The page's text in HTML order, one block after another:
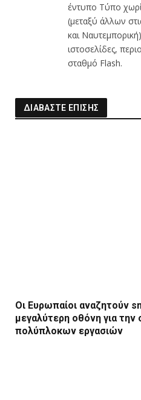
έντυπο Τύπο
(μεταξύ άλλων
και
ιστοσελίδες,
σταθμό Flash.
ΔΙΑΒΑΣΤΕ ΕΠΙΣΗΣ
Οι Ευρωπαίοι αναζητούν
μεγαλύτερη οθόνη για
πολύπλοκων εργασιών